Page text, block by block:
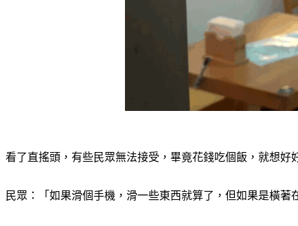
看了直搖頭，有些民眾無法接受，畢竟花錢吃個飯，就想好
民眾：「如果滑個手機，滑一些東西就算了，但如果是橫著